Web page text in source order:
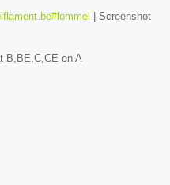
Screenshot
B,BE,C,CE en A